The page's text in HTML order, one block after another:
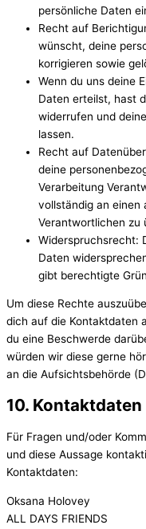
persönliche Daten
Recht auf
wünscht, deine
korrigieren sowie
Wenn du uns deine
Daten erteilst, hast
widerrufen und
lassen.
Recht auf
deine
Verarbeitung
vollständig an einen
Verantwortlichen zu
Widerspruchsrecht:
Daten
gibt berechtigte
Um diese Rechte
dich auf die Kontaktdaten
du eine Beschwerde
würden wir diese gerne
an die Aufsichtsbehörde
10. Kontaktdaten
Für Fragen und/oder
und diese Aussage
Kontaktdaten:
Oksana Holovey
ALL DAYS FRIENDS